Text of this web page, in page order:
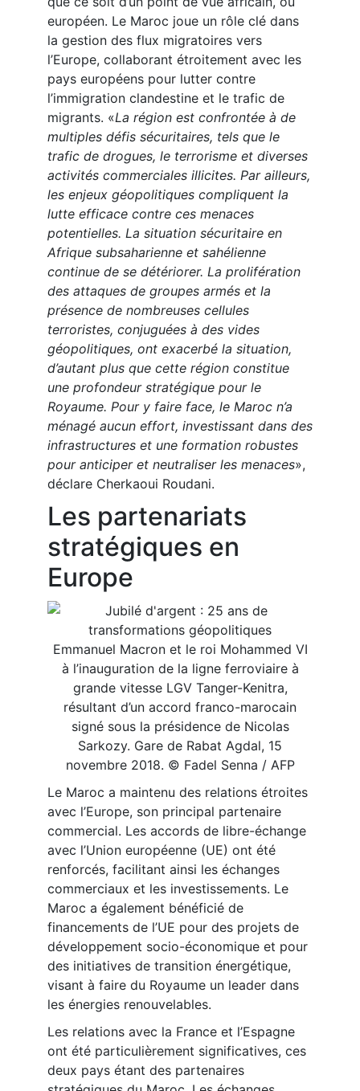
européen. Le Maroc joue un rôle clé dans
la gestion des flux migratoires vers
l’Europe, collaborant étroitement avec les
pays européens pour lutter contre
l’immigration clandestine et le trafic de
migrants. «La région est confrontée à de
multiples défis sécuritaires, tels que le
trafic de drogues, le terrorisme et diverses
activités commerciales illicites. Par ailleurs,
les enjeux géopolitiques compliquent la
lutte efficace contre ces menaces
potentielles. La situation sécuritaire en
Afrique subsaharienne et sahélienne
continue de se détériorer. La prolifération
des attaques de groupes armés et la
présence de nombreuses cellules
terroristes, conjuguées à des vides
géopolitiques, ont exacerbé la situation,
d’autant plus que cette région constitue
une profondeur stratégique pour le
Royaume. Pour y faire face, le Maroc n’a
ménagé aucun effort, investissant dans des
infrastructures et une formation robustes
pour anticiper et neutraliser les menaces»,
déclare Cherkaoui Roudani.
Les partenariats
stratégiques en
Europe
Emmanuel Macron et le roi Mohammed VI
à l’inauguration de la ligne ferroviaire à
grande vitesse LGV Tanger-Kenitra,
résultant d’un accord franco-marocain
signé sous la présidence de Nicolas
Sarkozy. Gare de Rabat Agdal, 15
novembre 2018. © Fadel Senna / AFP
Le Maroc a maintenu des relations étroites
avec l’Europe, son principal partenaire
commercial. Les accords de libre-échange
avec l’Union européenne (UE) ont été
renforcés, facilitant ainsi les échanges
commerciaux et les investissements. Le
Maroc a également bénéficié de
financements de l’UE pour des projets de
développement socio-économique et pour
des initiatives de transition énergétique,
visant à faire du Royaume un leader dans
les énergies renouvelables.
Les relations avec la France et l’Espagne
ont été particulièrement significatives, ces
deux pays étant des partenaires